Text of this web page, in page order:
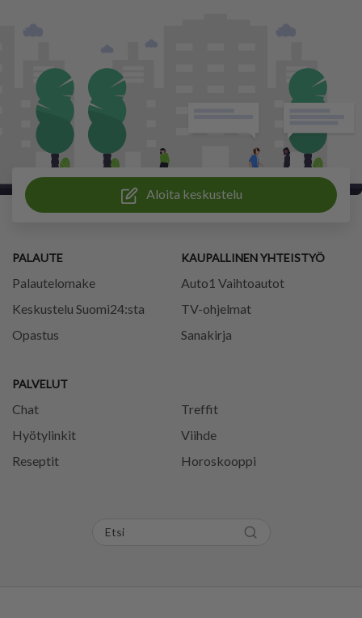
Aloita keskustelu
PALAUTE
Palautelomake
Keskustelu Suomi24:sta
Opastus
PALVELUT
Chat
Treffit
Hyötylinkit
Viihde
Reseptit
Horoskooppi
KAUPALLINEN YHTEISTYÖ
Auto1 Vaihtoautot
TV-ohjelmat
Sanakirja